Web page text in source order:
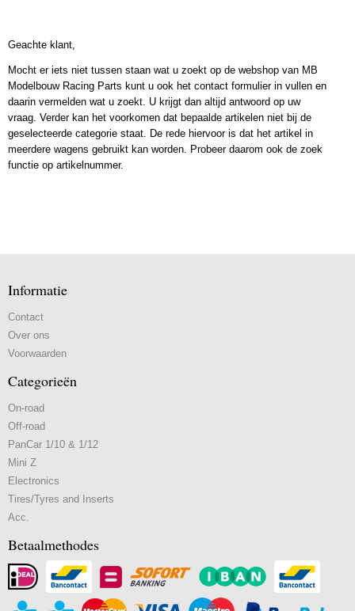
Geachte klant,
Mocht er iets niet tussen staan wat u zoekt op de webshop van MB
Modelbouw Racing Parts kunt u ook het contact formulier in vullen en
daarin vermelden wat u zoekt. U krijgt dan altijd antwoord op uw
vraag. Verder kan het voorkomen dat bepaalde artikelen niet bij de
geselecteerde categorie staat. De rede hiervoor is dat het artikel in
meerdere wagens gebruikt kan worden. Probeer daarom ook de zoek
functie op artikelnummer.
Informatie
Contact
Over ons
Voorwaarden
Categorieën
On-road
Off-road
PanCar 1/10 & 1/12
Mini Z
Electronics
Tires/Tyres and Inserts
Acc.
Betaalmethodes